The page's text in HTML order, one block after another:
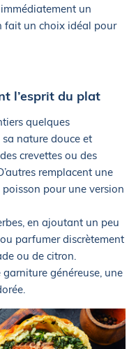
un
fait un choix idéal pour
l’esprit du plat
quelques
nature douce et
crevettes ou des
remplacent une
pour une version
en ajoutant un peu
parfumer discrètement
ou de citron.
garniture généreuse, une